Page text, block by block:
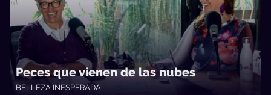
Peces que vienen de las nubes
BELLEZA INESPERADA